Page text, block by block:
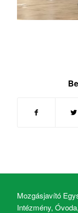
Mozgásjavító
Intézmény,